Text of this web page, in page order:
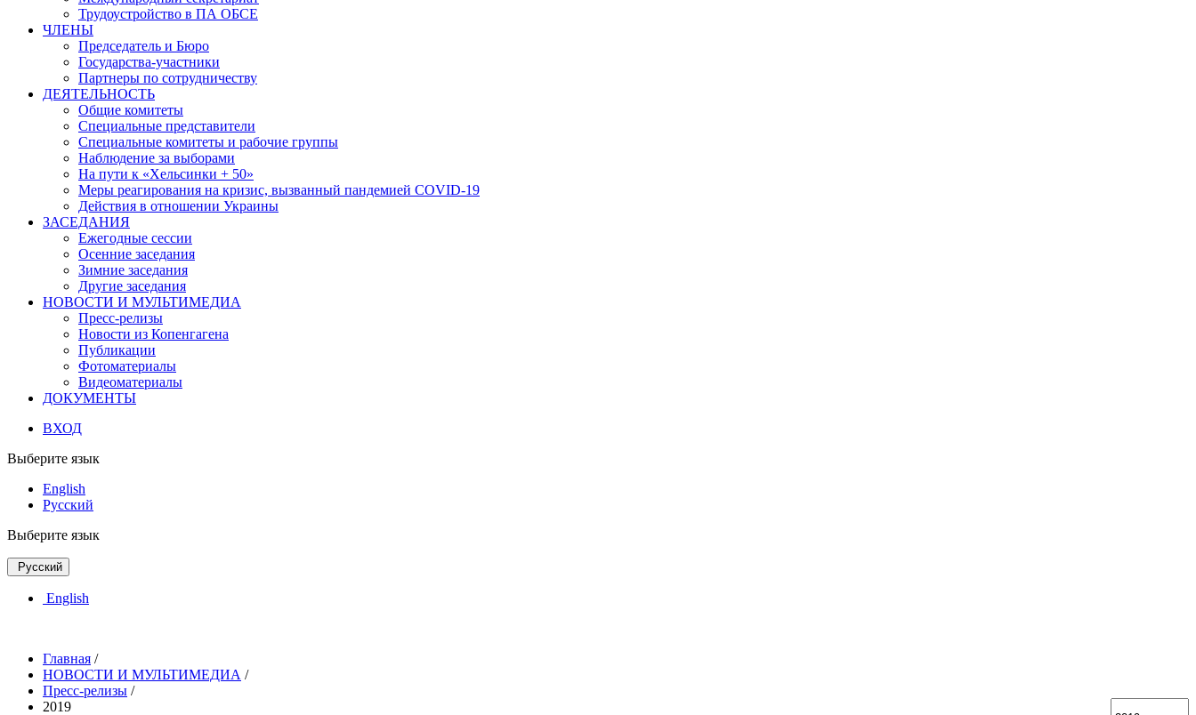
Трудоустройство в ПА ОБСЕ
ЧЛЕНЫ
Председатель и Бюро
Государства-участники
Партнеры по сотрудничеству
ДЕЯТЕЛЬНОСТЬ
Общие комитеты
Специальные представители
Специальные комитеты и рабочие группы
Наблюдение за выборами
На пути к «Хельсинки + 50»
Меры реагирования на кризис, вызванный пандемией COVID-19
Действия в отношении Украины
ЗАСЕДАНИЯ
Ежегодные сессии
Осенние заседания
Зимние заседания
Другие заседания
НОВОСТИ И МУЛЬТИМЕДИА
Пресс-релизы
Новости из Копенгагена
Публикации
Фотоматериалы
Видеоматериалы
ДОКУМЕНТЫ
ВХОД
Выберите язык
English
Русский
Выберите язык
Русский
English
Главная /
НОВОСТИ И МУЛЬТИМЕДИА /
Пресс-релизы /
2019